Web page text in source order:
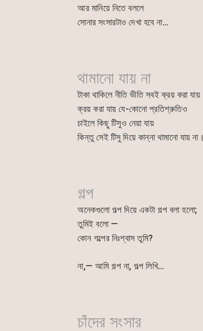
আর মানিয়ে নিতে বললে
সোনার সংসারটাও দেখা হবে না…
থামানো যায় না
টাকা থাকিলে নীতি ভীতি সবই ক্রয় করা যায়
ক্রয় করা যায় যে-কোনো প্রতিশ্রুতিও
চাইলে কিছু টিসুও নেয়া যায়
কিন্তু সেই টিসু দিয়ে কান্না থামানো যায় না।
গল্প
অনেকগুলো গল্প দিয়ে একটা গল্প বলা হলো;
তুমিই বলো —
কোন গল্পের নিঃশ্বাস তুমি?
না,— আমি গল্প না, গল্প লিখি…
চাঁদের সংসার